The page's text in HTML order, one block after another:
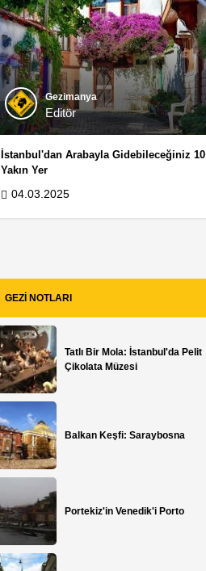
Gezimanya
Editör
İstanbul'dan Arabayla Gidebileceğiniz 10
Yakın Yer
04.03.2025
GEZI NOTLARI
Tatlı Bir Mola: İstanbul'da Pelit
Çikolata Müzesi
Balkan Keşfi: Saraybosna
Portekiz'in Venedik'i Porto